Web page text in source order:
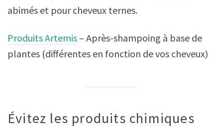
abimés et pour cheveux ternes.
Produits Artemis – Après-shampoing à base de
plantes (différentes en fonction de vos cheveux)
Évitez les produits chimiques